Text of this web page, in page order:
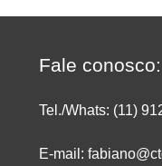
Fale conosco:
Tel./Whats: (11)
E-mail: